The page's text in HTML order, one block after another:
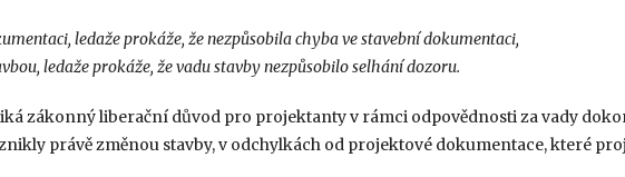
ledaže prokáže, že nezpůsobila chyba ve stavební dokumentaci,
ledaže prokáže, že vadu stavby nezpůsobilo selhání dozoru.
zákonný liberační důvod pro projektanty v rámci odpovědnosti za vady
právě změnou stavby, v odchylkách od projektové dokumentace, které